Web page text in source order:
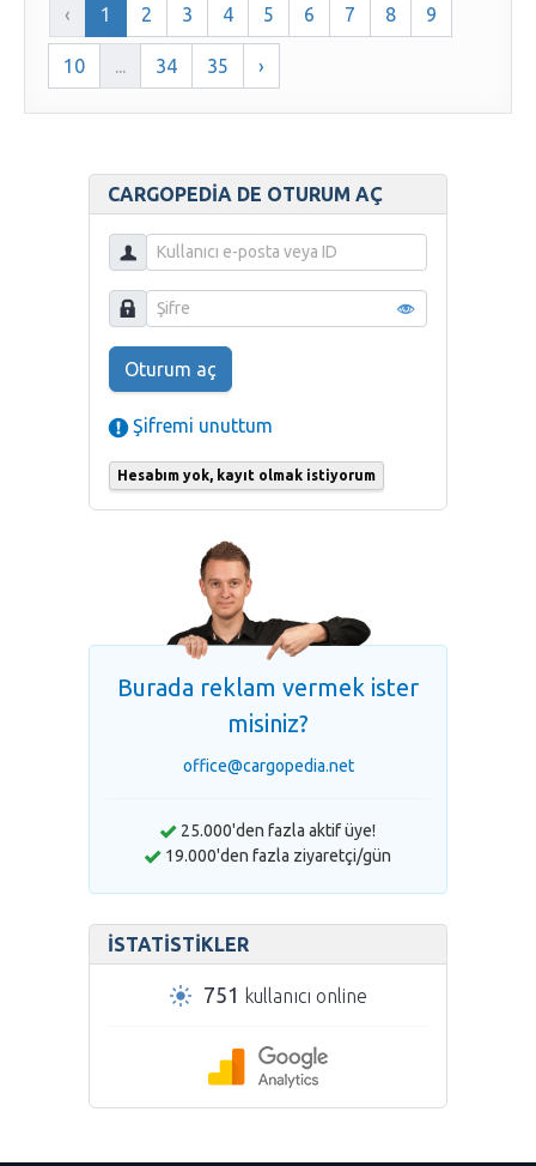
CARGOPEDIA DE OTURUM AÇ
Oturum aç
Şifremi unuttum
Hesabım yok, kayıt olmak istiyorum
Burada reklam vermek ister
misiniz?
office@cargopedia.net
25.000'den fazla aktif üye!
19.000'den fazla ziyaretçi/gün
İSTATISTIKLER
751 kullanıcı online
‹ 1 2 3 4 5 6 7 8 9
10 ... 34 35 ›